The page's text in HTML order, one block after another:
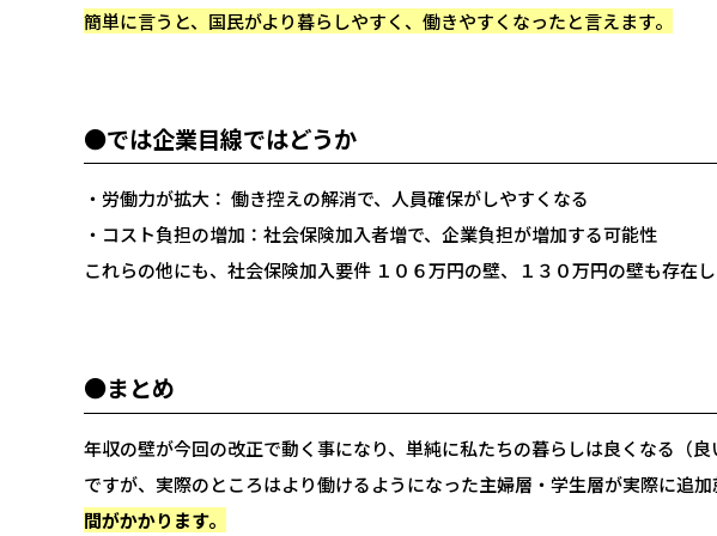
簡単に言うと、国民がより暮らしやすく、働きやすくなったと言えます。
●では企業目線ではどうか
・労働力が拡大： 働き控えの解消で、人員確保がしやすくなる
・コスト負担の増加：社会保険加入者増で、企業負担が増加する可能性
これらの他にも、社会保険加入要件 １０６万円の壁、１３０万円の壁も存在
●まとめ
年収の壁が今回の改正で動く事になり、単純に私たちの暮らしは良くなる（良
ですが、実際のところはより働けるようになった主婦層・学生層が実際に追加
間がかかります。